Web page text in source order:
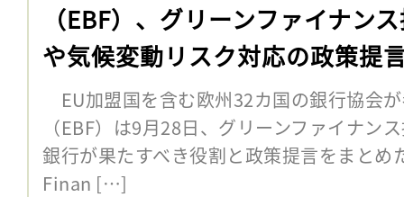
（EBF）、グリーンファイナン
や気候変動リスク対応の政策提
表
EU加盟国を含む欧州32カ国の銀行協会
（EBF）は9月28日、グリーンファイナン
銀行が果たすべき役割と政策提言をまと
Finan […]